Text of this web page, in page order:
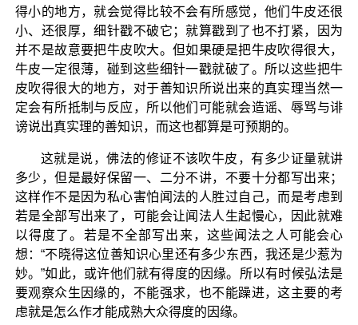
得小的地方，就会觉得比较不会有所感觉，他们牛皮还很
小、还很厚，细针戳不破它；就算戳到了也不打紧，因为
并不是故意要把牛皮吹大。但如果硬是把牛皮吹得很大，
牛皮一定很薄，碰到这些细针一戳就破了。所以这些把牛
皮吹得很大的地方，对于善知识所说出来的真实理当然一
定会有所抵制与反应，所以他们可能就会造谣、辱骂与诽
谤说出真实理的善知识，而这也都算是可预期的。
这就是说，佛法的修证不该吹牛皮，有多少证量就讲
多少，但是最好保留一、二分不讲，不要十分都写出来；
这样作不是因为私心害怕闻法的人胜过自己，而是考虑到
若是全部写出来了，可能会让闻法人生起慢心，因此就难
以得度了。若是不全部写出来，这些闻法之人可能会心
想：“不晓得这位善知识心里还有多少东西，我还是少惹为
妙。”如此，或许他们就有得度的因缘。所以有时候弘法是
要观察众生因缘的，不能强求，也不能躁进，这主要的考
虑就是怎么作才能成熟大众得度的因缘。